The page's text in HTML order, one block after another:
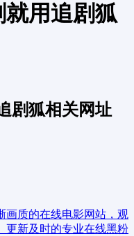
用追剧狐
剧狐相关网址
画质的在线电影网站，观
更新及时的专业在线黑粉